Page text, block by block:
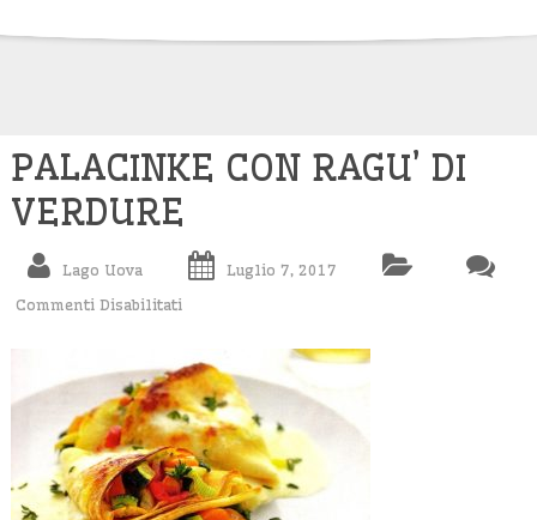
Skip
PALACINKE CON RAGU’ DI
VERDURE
Lago Uova
Luglio 7, 2017
Commenti Disabilitati
CON
RAGU’
DI
VERDURE